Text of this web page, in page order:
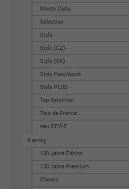
Monte Carlo
Selection
Style
Style (CZ)
Style (SK)
Style Hatchback
Style PLUS
Top Selection
Tour de France
neu STYLE
Kamiq
130 Jahre Edition
130 Jahre Premium
Classic